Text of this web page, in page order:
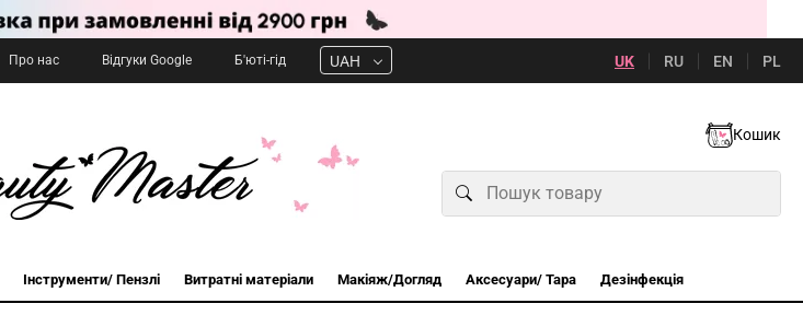
Про нас Відгуки Google Б'юті-гід UAH UK RU EN PL
Кошик
Інструменти/ Пензлі Витратні матеріали Макіяж/Догляд Аксесуари/ Тара Дезінфекція